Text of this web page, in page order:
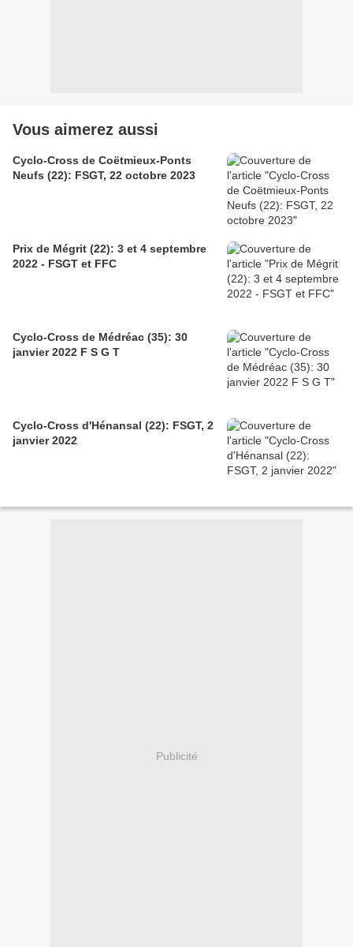
Vous aimerez aussi
Cyclo-Cross de Coëtmieux-Ponts
Neufs (22): FSGT, 22 octobre 2023
Prix de Mégrit (22): 3 et 4 septembre
2022 - FSGT et FFC
Cyclo-Cross de Médréac (35): 30
janvier 2022 F S G T
Cyclo-Cross d'Hénansal (22): FSGT, 2
janvier 2022
Publicité